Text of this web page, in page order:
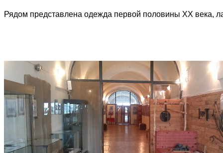
Рядом представлена одежда первой половины XX